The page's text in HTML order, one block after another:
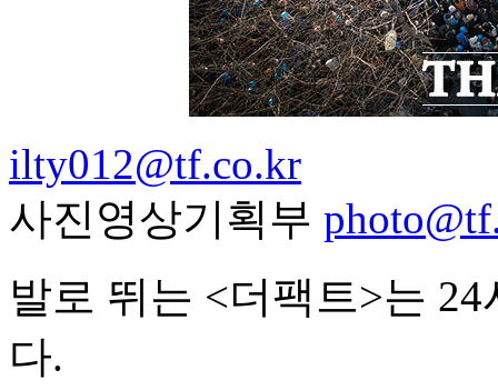
ilty012@tf.co.kr
사진영상기획부
발로 뛰는 <더팩트>는
다.